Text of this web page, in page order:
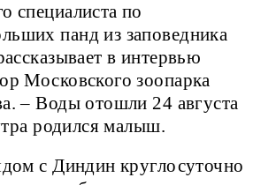
специалиста по
панд из заповедника
в интервью
Московского зоопарка
– Воды отошли 24 августа
родился малыш.
с Диндин круглосуточно